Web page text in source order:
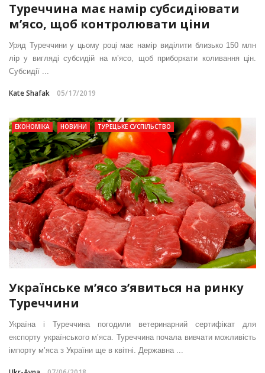
Туреччина має намір субсидіювати
м’ясо, щоб контролювати ціни
Уряд Туреччини у цьому році має намір виділити близько 150 млн
лір у вигляді субсидій на м’ясо, щоб приборкати коливання цін.
Субсидії ...
Kate Shafak 05/17/2019
ЕКОНОМІКА НОВИНИ ТУРЕЦЬКЕ СУСПІЛЬСТВО
Українське м’ясо з’явиться на ринку
Туреччини
Україна і Туреччина погодили ветеринарний сертифікат для
експорту українського м’яса. Туреччина почала вивчати можливість
імпорту м’яса з України ще в квітні. Державна ...